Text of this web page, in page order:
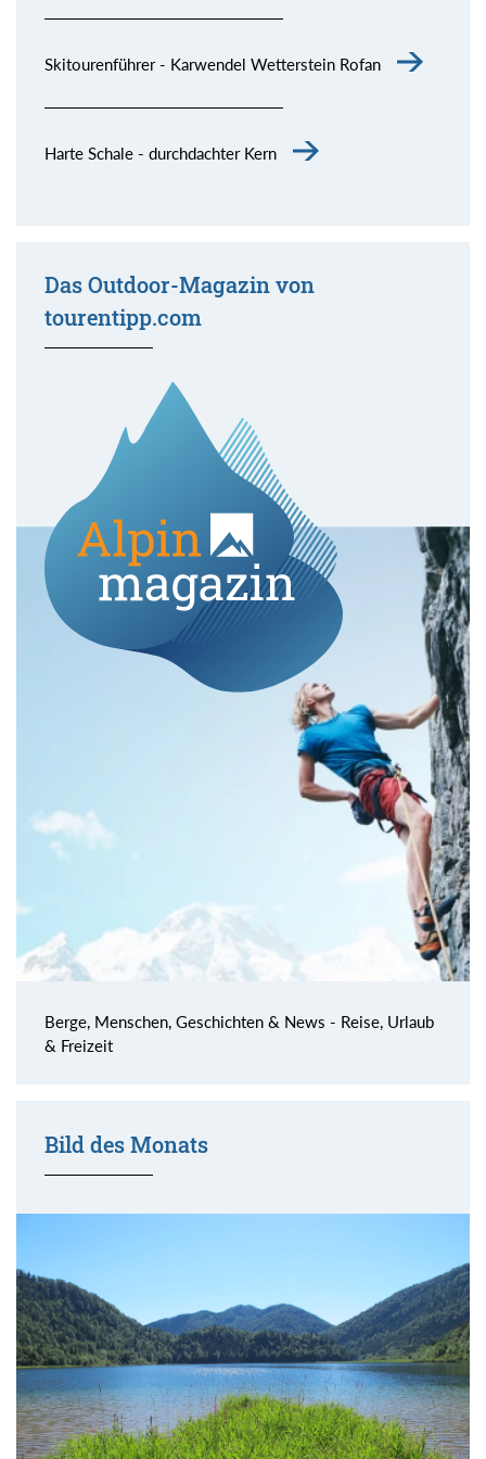
Skitourenführer - Karwendel Wetterstein Rofan
Harte Schale - durchdachter Kern
Das Outdoor-Magazin von
tourentipp.com
Berge, Menschen, Geschichten & News - Reise, Urlaub
& Freizeit
Bild des Monats